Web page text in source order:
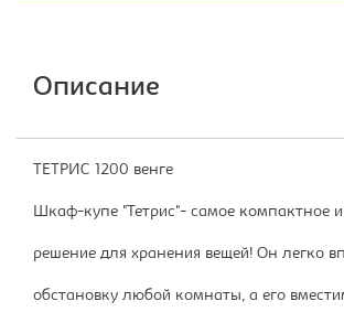
Описание
ТЕТРИС 1200 венге
Шкаф-купе "Тетрис"- самое компактное
решение для хранения вещей! Он легко
обстановку любой комнаты, а его